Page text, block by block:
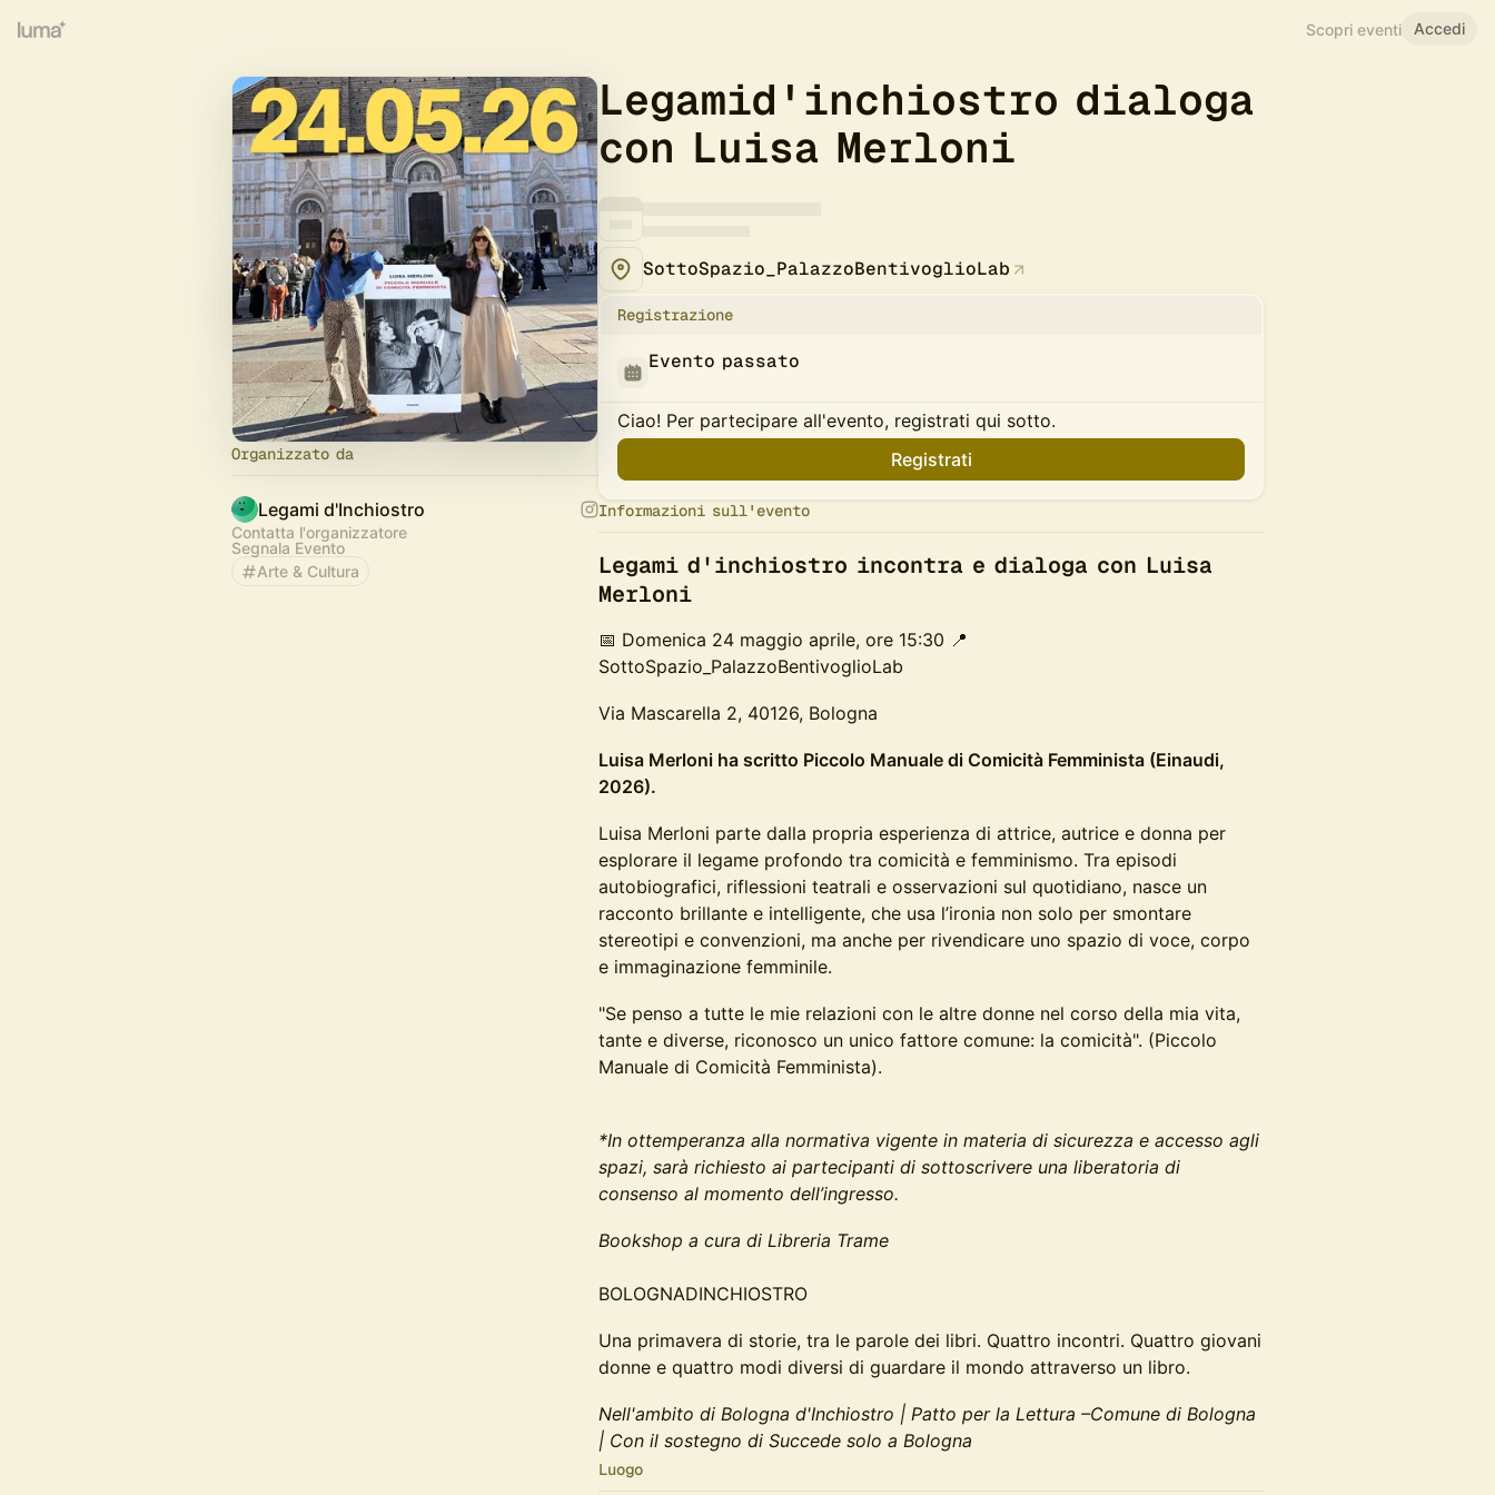
Scopri eventi Accedi
Organizzato da
Legami d'Inchiostro
Contatta l'organizzatore
Segnala Evento
Arte & Cultura
Legamid'inchiostro dialoga
con Luisa Merloni
SottoSpazio_PalazzoBentivoglioLab
Registrazione
Evento passato
Ciao! Per partecipare all'evento, registrati qui sotto.
Registrati
Informazioni sull'evento
​Legami d'inchiostro incontra e dialoga con Luisa
Merloni
📅 Domenica 24 maggio aprile, ore 15:30 📍
SottoSpazio_PalazzoBentivoglioLab
Via Mascarella 2, 40126, Bologna
Luisa Merloni ha scritto Piccolo Manuale di Comicità Femminista (Einaudi,
2026).
Luisa Merloni parte dalla propria esperienza di attrice, autrice e donna per
esplorare il legame profondo tra comicità e femminismo. Tra episodi
autobiografici, riflessioni teatrali e osservazioni sul quotidiano, nasce un
racconto brillante e intelligente, che usa l’ironia non solo per smontare
stereotipi e convenzioni, ma anche per rivendicare uno spazio di voce, corpo
e immaginazione femminile.
"Se penso a tutte le mie relazioni con le altre donne nel corso della mia vita,
tante e diverse, riconosco un unico fattore comune: la comicità". (Piccolo
Manuale di Comicità Femminista).
*In ottemperanza alla normativa vigente in materia di sicurezza e accesso agli
spazi, sarà richiesto ai partecipanti di sottoscrivere una liberatoria di
consenso al momento dell’ingresso.
Bookshop a cura di Libreria Trame
BOLOGNADINCHIOSTRO
Una primavera di storie, tra le parole dei libri. Quattro incontri. Quattro giovani
donne e quattro modi diversi di guardare il mondo attraverso un libro.
Nell'ambito di Bologna d'Inchiostro | Patto per la Lettura –Comune di Bologna
| Con il sostegno di Succede solo a Bologna
Luogo